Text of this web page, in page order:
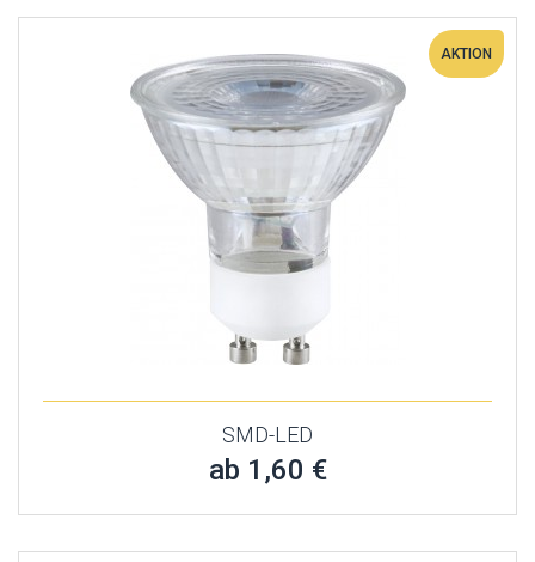
AKTION
SMD-LED
ab 1,60 €